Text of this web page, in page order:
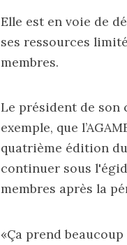
Elle est en voie de
ses ressources
membres.
Le président de son
exemple, que
quatrième édition du
continuer sous
membres après la
«Ça prend